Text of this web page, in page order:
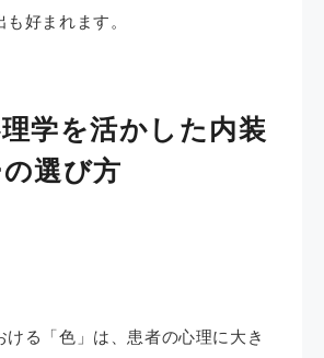
好まれます。
学を活かした内装
選び方
ける「色」は、患者の心理に大き